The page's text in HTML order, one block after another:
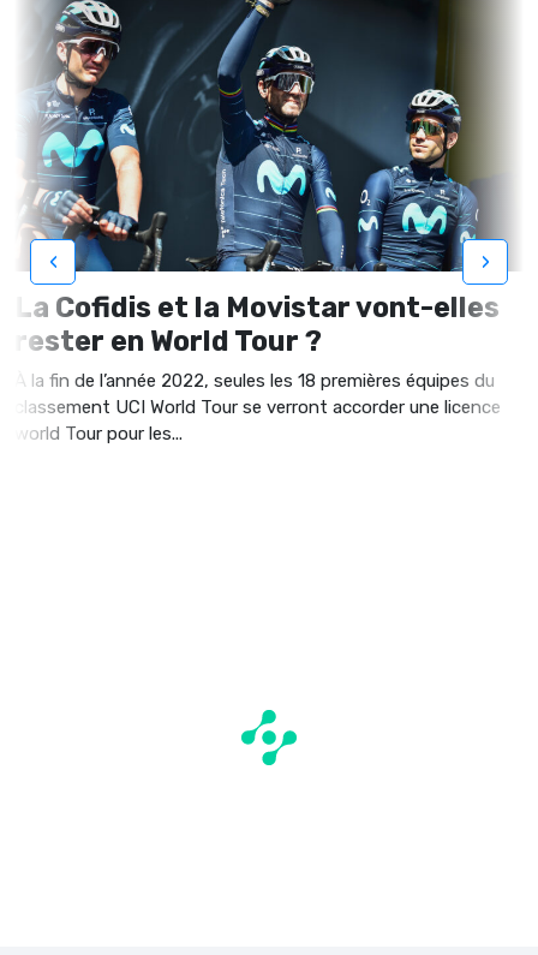
La Cofidis et la Movistar vont-elles
rester en World Tour ?
À la fin de l’année 2022, seules les 18 premières équipes du
classement UCI World Tour se verront accorder une licence
world Tour pour les...
‹ ›